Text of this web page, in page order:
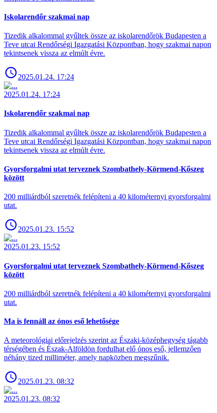
Iskolarendőr szakmai nap
Tizedik alkalommal gyűltek össze az iskolarendőrök Budapesten a
Teve utcai Rendőrségi Igazgatási Központban, hogy szakmai napon
tekintsenek vissza az elmúlt évre.
2025.01.24. 17:24
2025.01.24. 17:24
Iskolarendőr szakmai nap
Tizedik alkalommal gyűltek össze az iskolarendőrök Budapesten a
Teve utcai Rendőrségi Igazgatási Központban, hogy szakmai napon
tekintsenek vissza az elmúlt évre.
Gyorsforgalmi utat terveznek Szombathely-Körmend-Kőszeg
között
200 milliárdból szeretnék felépíteni a 40 kilométernyi gyorsforgalmi
utat.
2025.01.23. 15:52
2025.01.23. 15:52
Gyorsforgalmi utat terveznek Szombathely-Körmend-Kőszeg
között
200 milliárdból szeretnék felépíteni a 40 kilométernyi gyorsforgalmi
utat.
Ma is fennáll az ónos eső lehetősége
A meteorológiai előrejelzés szerint az Északi-középhegység tágabb
térségében és Észak-Alföldön fordulhat elő ónos eső, jellemzően
néhány tized milliméter, amely napközben megszűnik.
2025.01.23. 08:32
2025.01.23. 08:32